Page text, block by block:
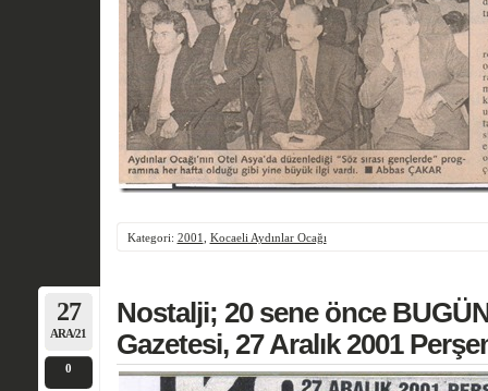
Kategori: 2001 Kocaeli Aydınlar Ocağı
27
ARA/21
0
Nostalji; 20 sene önce
Gazetesi, 27 Aralık 2001